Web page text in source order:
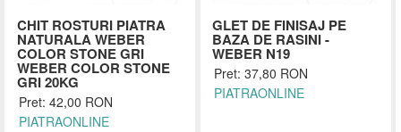
CHIT ROSTURI PIATRA
NATURALA WEBER
COLOR STONE GRI
WEBER COLOR STONE
GRI 20KG
Pret: 42,00 RON
PIATRAONLINE
GLET DE FINISAJ PE
BAZA DE RASINI -
WEBER N19
Pret: 37,80 RON
PIATRAONLINE